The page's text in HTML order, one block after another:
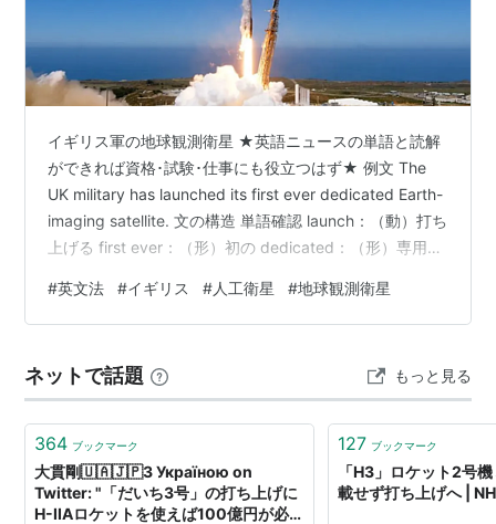
イギリス軍の地球観測衛星 ★英語ニュースの単語と読解
ができれば資格･試験･仕事にも役立つはず★ 例文 The
UK military has launched its first ever dedicated Earth-
imaging satellite. 文の構造 単語確認 launch：（動）打ち
上げる first ever：（形）初の dedicated：（形）専用の
英国軍が初の専用地球観測衛星を打ち上げた。 あとがき
first ever は、英語で「これまでで初めての」「史上初
#英文法 #イギリス #人工衛星 #地球観測衛星
ネットで話題 もっと見る
364 ブックマーク
大貫剛🇺🇦🇯🇵З Україною on
Twitter: "「だいち3号」の打ち上げに
H-IIAロケットを使えば100億円が必要
127 ブックマーク
「H3」ロケット2号
載せず打ち上げへ |